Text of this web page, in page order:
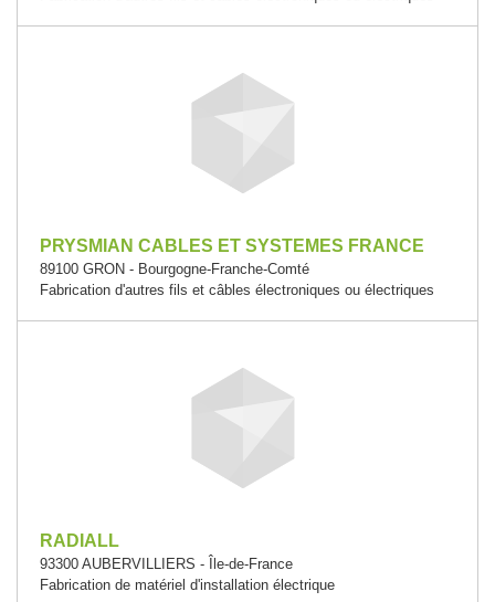
PRYSMIAN CABLES ET SYSTEMES FRANCE
89100 GRON - Bourgogne-Franche-Comté
Fabrication d'autres fils et câbles électroniques ou électriques
RADIALL
93300 AUBERVILLIERS - Île-de-France
Fabrication de matériel d'installation électrique